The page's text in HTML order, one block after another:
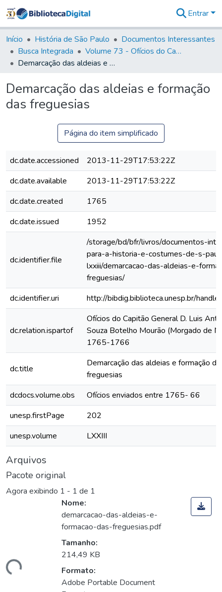
&
Coleções
Tudo na
Biblioteca
Estatísticas
Entrar
Início História de São Paulo
Documentos Interessantes
Busca Integrada
Volume 73 - Ofícios do Capitão General D. Luis Antonio de Souza Botelho Mourão (Morgado de Matheus): 1765-1766
Demarcação das aldeias e formação das freguesias
Demarcação das aldeias e formação
das freguesias
Página do item simplificado
dc.date.accessioned
2013-11-29T17:53:22Z
dc.date.available
2013-11-29T17:53:22Z
dc.date.created
1765
dc.date.issued
1952
dc.identifier.file
/storage/bd/bfr/livros/documentos-
para-a-historia-e-costumes-de-s-
lxxiii/demarcacao-das-aldeias-e-
freguesias/
dc.identifier.uri
http://bibdig.biblioteca.unesp.br/
dc.relation.ispartof
Ofícios do Capitão General D. Luis
Souza Botelho Mourão (Morgado de
1765-1766
dc.title
Demarcação das aldeias e formação
freguesias
dcdocs.volume.obs
Ofícios enviados entre 1765- 66
unesp.firstPage
202
unesp.volume
LXXIII
Arquivos
Pacote original
Agora exibindo 1 - 1 de 1
Nome:
demarcacao-das-aldeias-e-
formacao-das-freguesias.pdf
Tamanho:
214,49 KB
Formato:
Adobe Portable Document